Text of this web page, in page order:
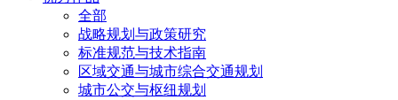
全部
战略规划与政策研究
标准规范与技术指南
区域交通与城市综合交通规划
城市公交与枢纽规划